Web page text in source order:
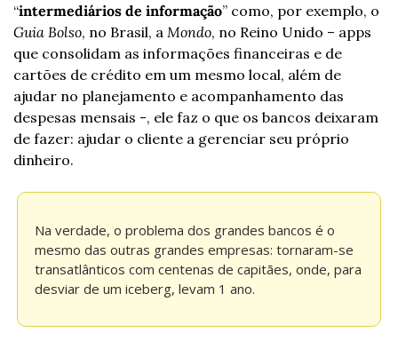
“intermediários de informação
Guia Bolso, no Brasil, a Mondo, no Reino Unido – apps
que consolidam as informações financeiras e de
cartões de crédito em um mesmo local, além de
ajudar no planejamento e acompanhamento das
despesas mensais -, ele faz o que os bancos deixaram
de fazer: ajudar o cliente a gerenciar seu próprio
dinheiro.
Na verdade, o problema dos grandes bancos é o
mesmo das outras grandes empresas: tornaram-se
transatlânticos com centenas de capitães, onde, para
desviar de um iceberg, levam 1 ano.